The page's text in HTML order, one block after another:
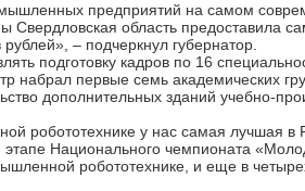
предприятий на самом
область предоставила
– подчеркнул губернатор.
подготовку кадров по 16
набрал первые семь академических
дополнительных зданий учебно-
робототехнике у нас самая лучшая в
этапе Национального чемпионата
робототехнике, и еще в